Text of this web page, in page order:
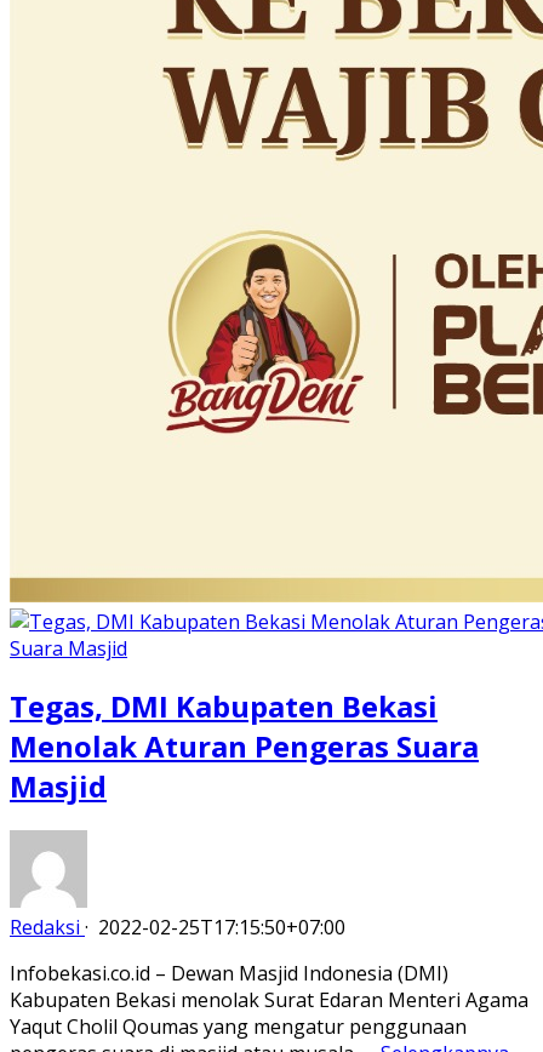
Tegas, DMI Kabupaten Bekasi
Menolak Aturan Pengeras Suara
Masjid
Redaksi · 2022-02-25T17:15:50+07:00
Infobekasi.co.id – Dewan Masjid Indonesia (DMI)
Kabupaten Bekasi menolak Surat Edaran Menteri Agama
Yaqut Cholil Qoumas yang mengatur penggunaan